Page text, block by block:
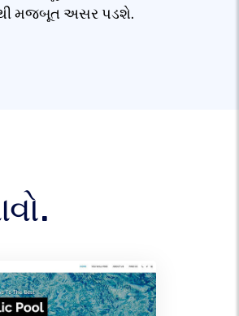
મજબૂત અસર પડશે.